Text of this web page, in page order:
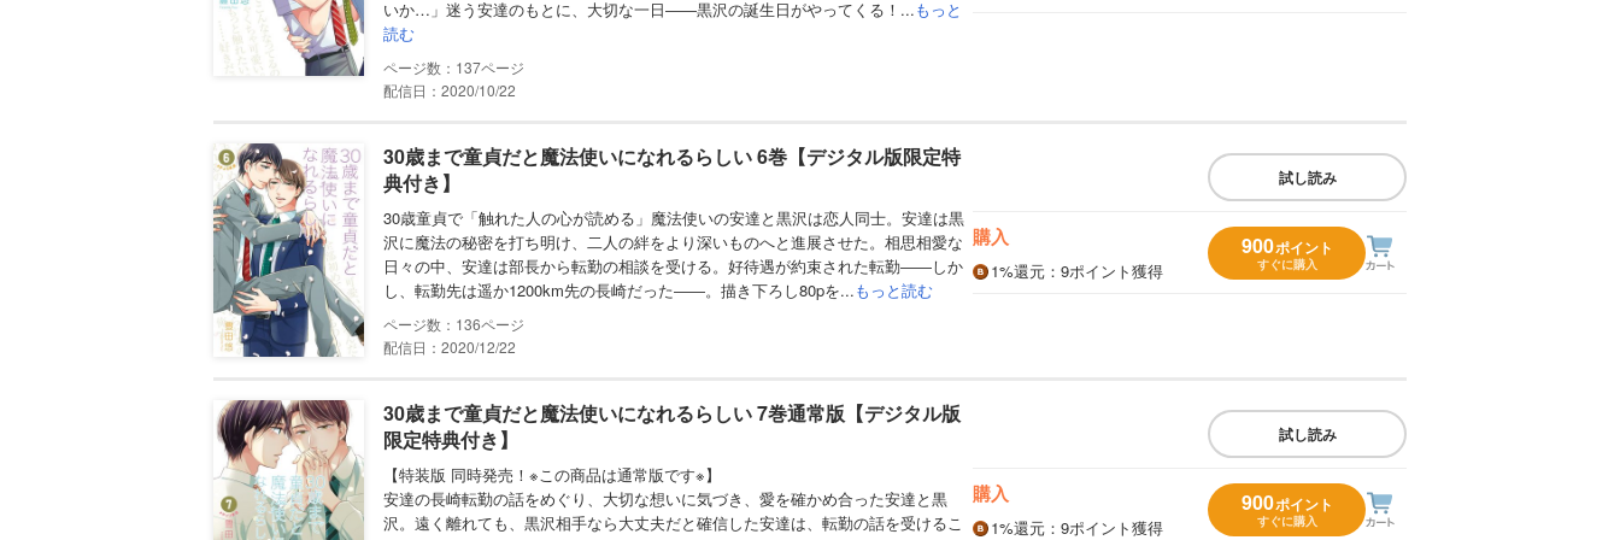
いか…」迷う安達のもとに、大切な一日――黒沢の誕生日がやってくる！...もっと
読む
137
配信日：2020/10/22
30歳まで童貞だと魔法使いになれるらしい 6巻【デジタル版限定特
典付き】
30歳童貞で「触れた人の心が読める」魔法使いの安達と黒沢は恋人同士。安達は黒
沢に魔法の秘密を打ち明け、二人の絆をより深いものへと進展させた。相思相愛な
日々の中、安達は部長から転勤の相談を受ける。好待遇が約束された転勤――しか
し、転勤先は遥か1200km先の長崎だった――。描き下ろし80pを...もっと読む
136
配信日：2020/12/22
試し読み
購入
1%還元 ：9ポイント獲得
900ポイント
すぐに購入
30歳まで童貞だと魔法使いになれるらしい 7巻通常版【デジタル版
限定特典付き】
【特装版 同時発売！※この商品は通常版です※】
安達の長崎転勤の話をめぐり、大切な想いに気づき、愛を確かめ合った安達と黒
沢。遠く離れても、黒沢相手なら大丈夫だと確信した安達は、転勤の話を受けるこ
試し読み
購入
1%還元 ：9ポイント獲得
900ポイント
すぐに購入